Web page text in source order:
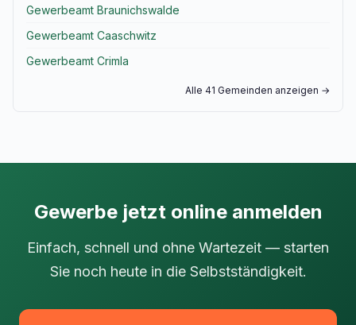
Gewerbeamt Braunichswalde
Gewerbeamt Caaschwitz
Gewerbeamt Crimla
Alle 41 Gemeinden anzeigen →
Gewerbe jetzt online anmelden
Einfach, schnell und ohne Wartezeit — starten
Sie noch heute in die Selbstständigkeit.